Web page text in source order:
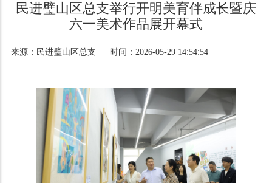
民进璧山区总支举行开明美育伴成长暨庆
六一美术作品展开幕式
来源：民进璧山区总支 时间：2026-05-29 14:54:54